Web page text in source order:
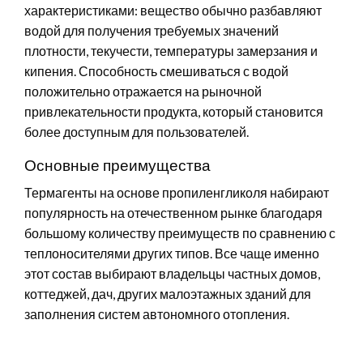
характеристиками: вещество обычно разбавляют
водой для получения требуемых значений
плотности, текучести, температуры замерзания и
кипения. Способность смешиваться с водой
положительно отражается на рыночной
привлекательности продукта, который становится
более доступным для пользователей.
Основные преимущества
Термагенты на основе пропиленгликоля набирают
популярность на отечественном рынке благодаря
большому количеству преимуществ по сравнению с
теплоносителями других типов. Все чаще именно
этот состав выбирают владельцы частных домов,
коттеджей, дач, других малоэтажных зданий для
заполнения систем автономного отопления.